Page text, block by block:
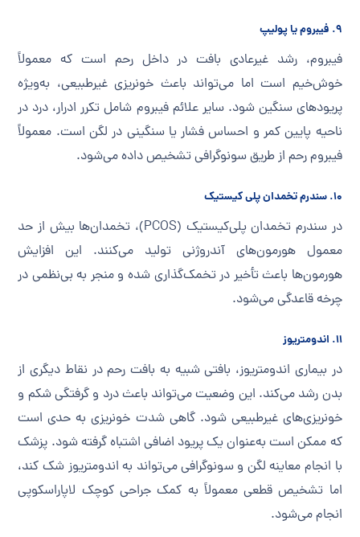
۹. فیبروم یا پولیپ
فیبروم، رشد غیرعادی بافت در داخل رحم است که معمولاً
خوش‌خیم است اما می‌تواند باعث خونریزی غیرطبیعی، به‌ویژه
پریودهای سنگین شود. سایر علائم فیبروم شامل تکرر ادرار، درد در
ناحیه پایین کمر و احساس فشار یا سنگینی در لگن است. معمولاً
فیبروم رحم از طریق سونوگرافی تشخیص داده می‌شود.
۱۰. سندرم تخمدان پلی کیستیک
در سندرم تخمدان پلی‌کیستیک (PCOS)، تخمدان‌ها بیش از حد
معمول هورمون‌های آندروژنی تولید می‌کنند. این افزایش
هورمون‌ها باعث تأخیر در تخمک‌گذاری شده و منجر به بی‌نظمی در
چرخه قاعدگی می‌شود.
۱۱. اندومتریوز
در بیماری اندومتریوز، بافتی شبیه به بافت رحم در نقاط دیگری از
بدن رشد می‌کند. این وضعیت می‌تواند باعث درد و گرفتگی شکم و
خونریزی‌های غیرطبیعی شود. گاهی شدت خونریزی به حدی است
که ممکن است به‌عنوان یک پریود اضافی اشتباه گرفته شود. پزشک
با انجام معاینه لگن و سونوگرافی می‌تواند به اندومتریوز شک کند،
اما تشخیص قطعی معمولاً به کمک جراحی کوچک لاپاراسکوپی
انجام می‌شود.